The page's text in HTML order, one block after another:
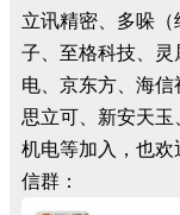
立讯精密、多哚
子、至格科技、
电、京东方、海信
思立可、新安天
机电等加入，也
信群：